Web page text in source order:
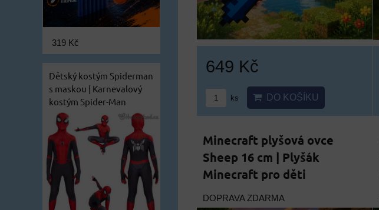
649 Kč
ks DO KOŠÍKU
Minecraft plyšová ovce
Sheep 16 cm | Plyšák
Minecraft pro děti
DOPRAVA ZDARMA
319 Kč
Dětský kostým Spiderman
s maskou | Karnevalový
kostým Spider-Man